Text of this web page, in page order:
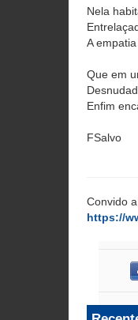
Nela
A
Que em
Enfim
FSalvo
Convido
https://